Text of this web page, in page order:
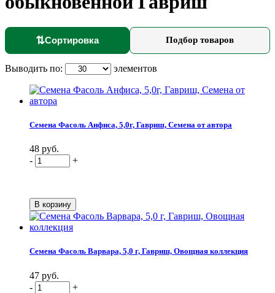
⇅Сортировка Подбор товаров
Выводить по: элементов
Семена Фасоль Анфиса, 5,0г, Гавриш, Семена от автора
48 руб.
-
+
Семена Фасоль Варвара, 5,0 г, Гавриш, Овощная коллекция
47 руб.
-
+